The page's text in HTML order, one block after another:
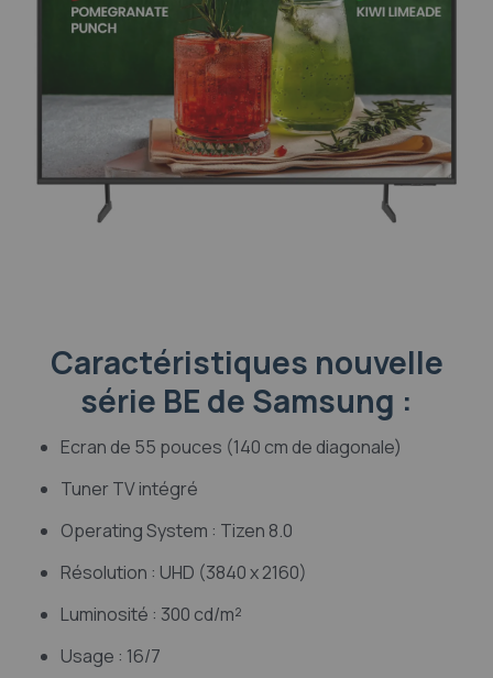
Caractéristiques nouvelle
série BE de Samsung :
Ecran de 55 pouces (140 cm de diagonale)
Tuner TV intégré
Operating System : Tizen 8.0
Résolution : UHD (3840 x 2160)
Luminosité : 300 cd/m²
Usage : 16/7